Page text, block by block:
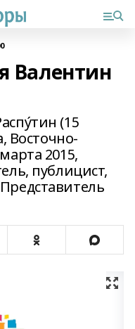
Валентин
(15
Восточно-
2015,
публицист,